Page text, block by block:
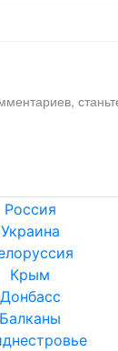
Россия
Украина
Крым
Донбасс
Балканы